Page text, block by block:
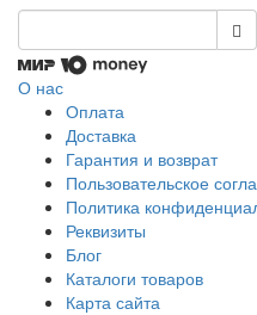
О нас
Оплата
Доставка
Гарантия и возврат
Пользовательское
Политика
Реквизиты
Блог
Каталоги товаров
Карта сайта